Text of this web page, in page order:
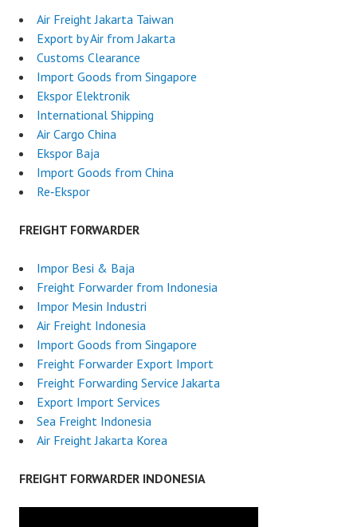
Air Freight Jakarta Taiwan
Export by Air from Jakarta
Customs Clearance
Import Goods from Singapore
Ekspor Elektronik
International Shipping
Air Cargo China
Ekspor Baja
Import Goods from China
Re‑Ekspor
FREIGHT FORWARDER
Impor Besi & Baja
Freight Forwarder from Indonesia
Impor Mesin Industri
Air Freight Indonesia
Import Goods from Singapore
Freight Forwarder Export Import
Freight Forwarding Service Jakarta
Export Import Services
Sea Freight Indonesia
Air Freight Jakarta Korea
FREIGHT FORWARDER INDONESIA